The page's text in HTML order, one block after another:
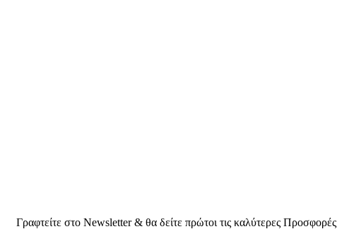
Γραφτείτε στο Νewsletter & θα δείτε πρώτοι τις καλύτερες Προσφορές